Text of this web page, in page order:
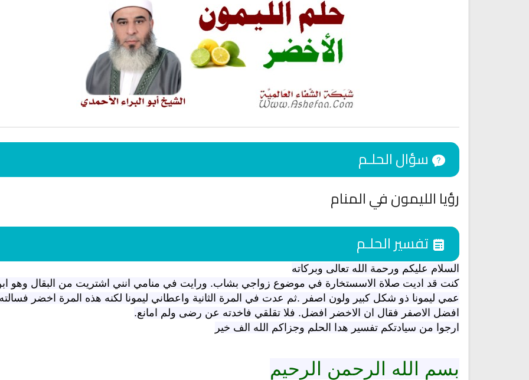
رؤيا الليمون في المنام
السلام عليكم ورحمة الله تعالى وبركاته
كنت قد اديت صلاة الاسستخارة في موضوع زواجي بشاب. ورايت في منامي انني اشتريت من البقال وهو
عمي ليمونا ذو شكل كبير ولون اصفر .ثم عدت في المرة الثانية واعطاني ليمونا لكنه هذه المرة اخضر
افضل الاصفر فقال ان الاخضر افضل. فلا تقلقي فاخدته عن رضى ولم امانع.
ارجوا من سيادتكم تفسير هدا الحلم وجزاكم الله الف خير
بسم الله الرحمن الرحيم
Ruqyah Shariah
Rashid Al Afasy Mp3 الرقية
الشرعية
Ruqyah Shariah
Sihir Jin Yahudi pada Seorang
Wanita
انشودة تلك أمي
أناشيد الأم
اقمار الهبارية
فريق أجناد للفن الاسلامي
15280 | 2025-11-03
انشودة مشاعل الشمال
فريق أجناد للفن الاسلامي
21721 | 2025-05-04
انشودة لم
أناشيد
19353 | 2025-04-09